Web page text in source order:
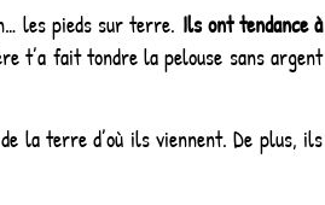
les pieds sur terre. Ils ont tendance à
t’a fait tondre la pelouse sans argent
la terre d’où ils viennent. De plus, ils